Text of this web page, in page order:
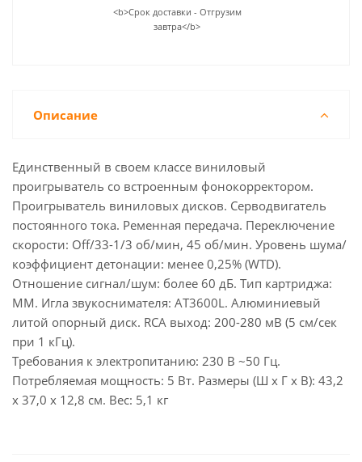
<b>Срок доставки - Отгрузим
завтра</b>
Описание
Единственный в своем классе виниловый
проигрыватель со встроенным фонокорректором.
Проигрыватель виниловых дисков. Cерводвигатель
постоянного тока. Ременная передача. Переключение
скорости: Off/33-1/3 об/мин, 45 об/мин. Уровень шума/
коэффициент детонации: менее 0,25% (WTD).
Отношение сигнал/шум: более 60 дБ. Тип картриджа:
MM. Игла звукоснимателя: AT3600L. Алюминиевый
литой опорный диск. RCA выход: 200-280 мВ (5 см/сек
при 1 кГц).
Требования к электропитанию: 230 В ~50 Гц.
Потребляемая мощность: 5 Вт. Размеры (Ш x Г x В): 43,2
x 37,0 x 12,8 см. Вес: 5,1 кг